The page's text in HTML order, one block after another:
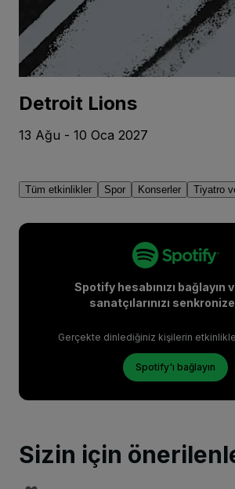
Detroit Lions
13 Ağu - 10 Oca 2027
Tüm etkinlikler Spor Konserler Tiyatro
Spotify hesabınızı bağlayın
sanatçılarınızı
Gerçekte dinlediğiniz kişilerin
Spotify'ı bağlayın
Sizin için